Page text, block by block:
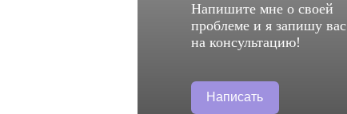
Напишите мне о своей
проблеме и я запишу вас
на консультацию!
Написать